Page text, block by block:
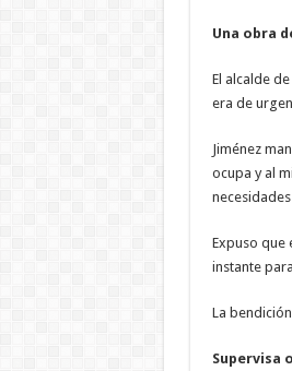
Una obra
El alcalde
era de
Jiménez
ocupa y al
Expuso que
instante
La
Supervisa